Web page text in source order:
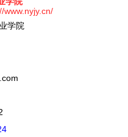
www.nyjy.cn/
学院